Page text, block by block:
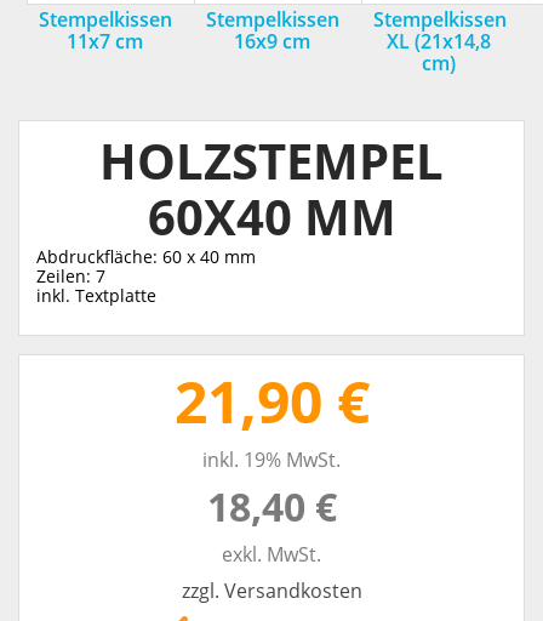
Stempelkissen
11x7 cm
Stempelkissen
16x9 cm
Stempelkissen
XL (21x14,8
cm)
HOLZSTEMPEL
60X40 MM
Abdruckfläche: 60 x 40 mm
Zeilen: 7
inkl. Textplatte
21,90 €
inkl. 19% MwSt.
18,40 €
exkl. MwSt.
zzgl. Versandkosten